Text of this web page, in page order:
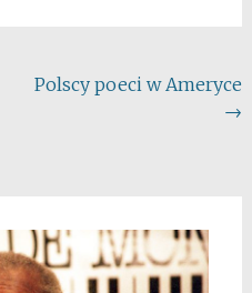
Polscy poeci w Ameryce
→